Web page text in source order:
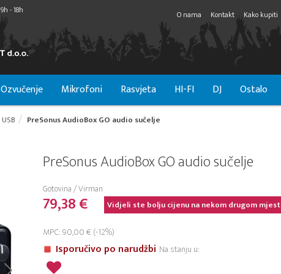
9h - 18h O nama Kontakt Kako kupiti
Ozvučenje Mikrofoni Rasvjeta HI-FI DJ Ostalo
USB PreSonus AudioBox GO audio sučelje
PreSonus AudioBox GO audio sučelje
Gotovina / Virman
79,38 € Vidjeli ste bolju cijenu na nekom drugom
MPC: 90,00 € (-12%)
Isporučivo po narudžbi Na stanju u: